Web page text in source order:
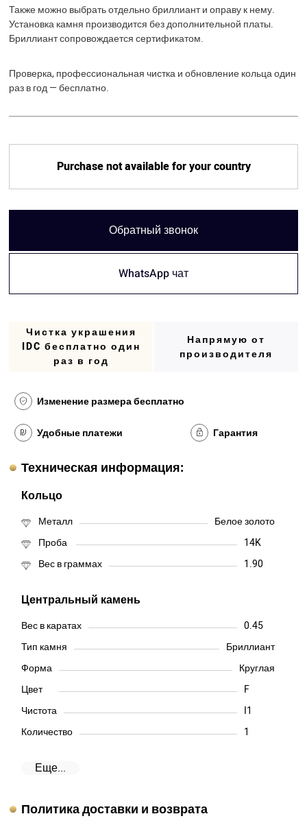
Также можно выбрать отдельно бриллиант и оправу к нему.
Установка камня производится без дополнительной платы.
Бриллиант сопровождается сертификатом.
Проверка, профессиональная чистка и обновление кольца один
раз в год — бесплатно.
Purchase not available for your country
Обратный звонок
WhatsApp чат
Чистка украшения
IDC бесплатно один
раз в год
Напрямую от
производителя
Изменение размера бесплатно
Удобные платежи Гарантия
Техническая информация:
Кольцо
Металл
Белое золото
Проба
14K
Вес в граммах
1.90
Центральный камень
Вес в каратах
0.45
Тип камня
Бриллиант
Форма
Круглая
Цвет
F
Чистота
I1
Количество
1
Еще...
Политика доставки и возврата